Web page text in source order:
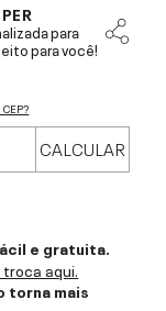
para
para você!
CALCULAR
e gratuita.
aqui.
torna mais